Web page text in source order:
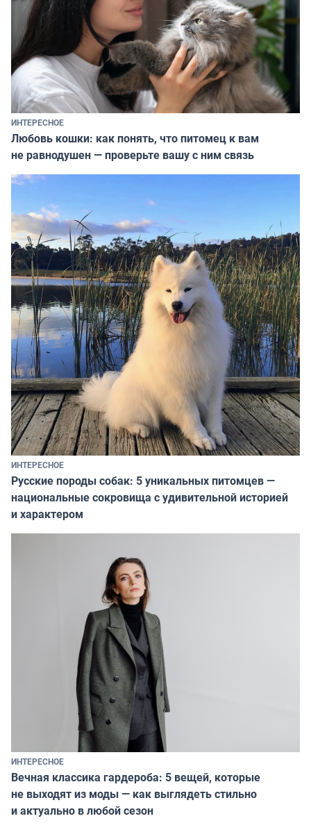
ИНТЕРЕСНОЕ
Любовь кошки: как понять, что питомец к вам
не равнодушен — проверьте вашу с ним связь
ИНТЕРЕСНОЕ
Русские породы собак: 5 уникальных питомцев —
национальные сокровища с удивительной историей
и характером
ИНТЕРЕСНОЕ
Вечная классика гардероба: 5 вещей, которые
не выходят из моды — как выглядеть стильно
и актуально в любой сезон